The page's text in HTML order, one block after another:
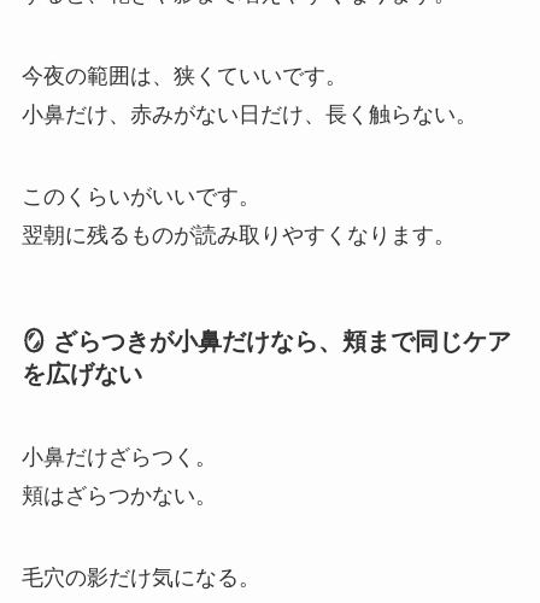
今夜の範囲は、狭くていいです。
小鼻だけ、赤みがない日だけ、長く触らない。
このくらいがいいです。
翌朝に残るものが読み取りやすくなります。
🪞 ざらつきが小鼻だけなら、頬まで同じケア
を広げない
小鼻だけざらつく。
頬はざらつかない。
毛穴の影だけ気になる。